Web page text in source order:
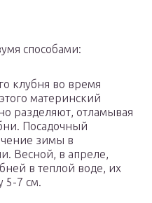
способами:
клубня во время
материнский
разделяют, отламывая
Посадочный
зимы в
Весной, в апреле,
в теплой воде, их
5-7 см.